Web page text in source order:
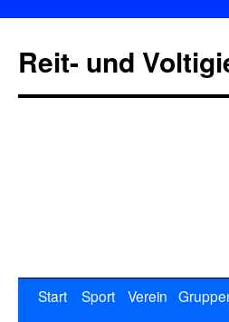
Reit- und
Start Sport Verein